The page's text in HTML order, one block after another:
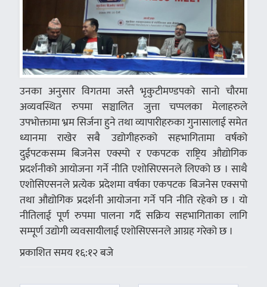
उनका अनुसार विगतमा जस्तै भृकुटीमण्डपको सानो चौरमा
अव्यवस्थित रुपमा सञ्चालित जुत्ता चप्पलका मेलाहरुले
उपभोक्तामा भ्रम सिर्जना हुने तथा व्यापारीहरुका गुनासालाई समेत
ध्यानमा राखेर सबै उद्योगीहरुको सहभागितामा वर्षको
दुईपटकसम्म बिजनेस एक्स्पो र एकपटक राष्ट्रिय औद्योगिक
प्रदर्शनीको आयोजना गर्ने नीति एशोसिएसनले लिएको छ । साथै
एशोसिएसनले प्रत्येक प्रदेशमा वर्षका एकपटक बिजनेस एक्सपो
तथा औद्योगिक प्रदर्शनी आयोजना गर्ने पनि नीति रहेको छ । यो
नीतिलाई पूर्ण रुपमा पालना गर्दै सक्रिय सहभागिताका लागि
सम्पूर्ण उद्योगी व्यवसायीलाई एशोसिएसनले आग्रह गरेको छ ।
प्रकाशित समय १६:१२ बजे